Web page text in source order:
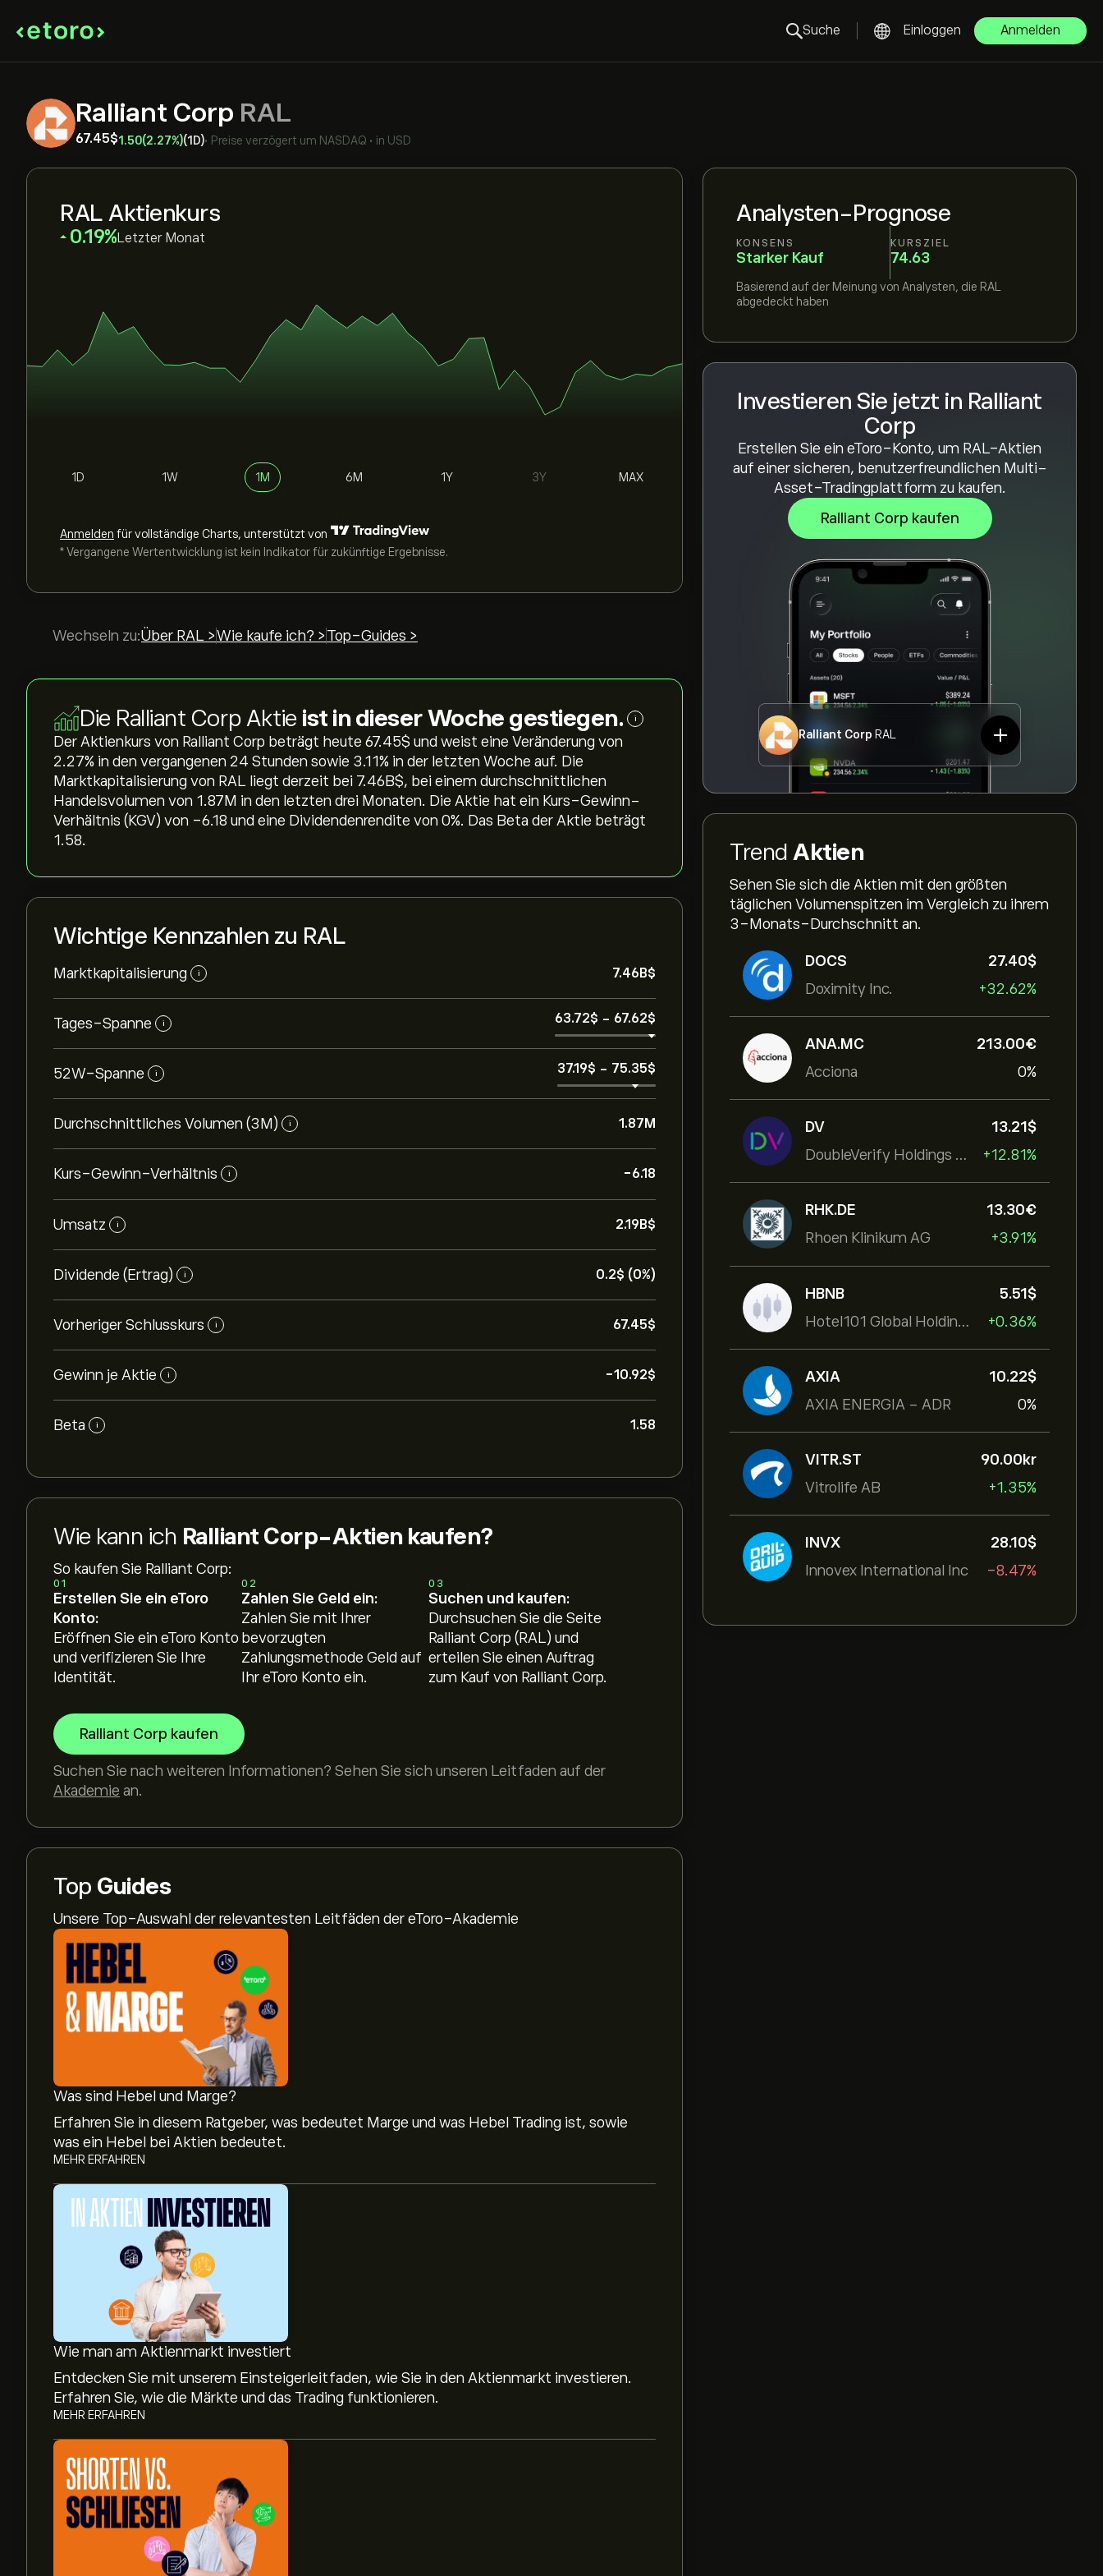
Suche Einloggen Anmelden
Ralliant Corp RAL
67.45‎$‎1.50(2.27%)(1D)• Preise verzögert um NASDAQ • in USD
Analysten-Prognose
KONSENS
Starker Kauf
KURSZIEL
74.63
Basierend auf der Meinung von Analysten, die RAL
abgedeckt haben
Investieren Sie jetzt in Ralliant
Corp
Erstellen Sie ein eToro-Konto, um RAL-Aktien
auf einer sicheren, benutzerfreundlichen Multi-
Asset-Tradingplattform zu kaufen.
Ralliant Corp kaufen
Ralliant Corp RAL
Trend Aktien
Sehen Sie sich die Aktien mit den größten
täglichen Volumenspitzen im Vergleich zu ihrem
3-Monats-Durchschnitt an.
DOCS
Doximity Inc.
27.40‎$‎
+32.62%
ANA.MC
Acciona
213.00‎€‎
0%
DV
DoubleVerify Holdings Inc
13.21‎$‎
+12.81%
RHK.DE
Rhoen Klinikum AG
13.30‎€‎
+3.91%
HBNB
Hotel101 Global Holdings Corp
5.51‎$‎
+0.36%
AXIA
AXIA ENERGIA - ADR
10.22‎$‎
0%
VITR.ST
Vitrolife AB
90.00‎kr‎
+1.35%
INVX
Innovex International Inc
28.10‎$‎
-8.47%
RAL Aktienkurs
‎0.19‎ Letzter Monat
1D 1W 1M 6M 1Y 3Y MAX
Anmelden für vollständige Charts, unterstützt von
* Vergangene Wertentwicklung ist kein Indikator für zukünftige Ergebnisse.
Wechseln zu:Über RAL >Wie kaufe ich? > Top-Guides >
Die Ralliant Corp Aktie ist in dieser Woche gestiegen. i
Der Aktienkurs von Ralliant Corp beträgt heute 67.45‎$‎ und weist eine Veränderung von
‎2.27‎% in den vergangenen 24 Stunden sowie ‎3.11‎% in der letzten Woche auf. Die
Marktkapitalisierung von RAL liegt derzeit bei 7.46B‎$‎, bei einem durchschnittlichen
Handelsvolumen von 1.87M in den letzten drei Monaten. Die Aktie hat ein Kurs-Gewinn-
Verhältnis (KGV) von -6.18 und eine Dividendenrendite von 0%. Das Beta der Aktie beträgt
1.58.
Wichtige Kennzahlen zu RAL
Marktkapitalisierung i 7.46B‎$‎
Tages-Spanne i 63.72‎$‎ - 67.62‎$‎
52W-Spanne i 37.19‎$‎ - 75.35‎$‎
Durchschnittliches Volumen (3M) i 1.87M
Kurs-Gewinn-Verhältnis i -6.18
Umsatz i 2.19B‎$‎
Dividende (Ertrag) i 0.2‎$‎ (0%)
Vorheriger Schlusskurs i 67.45‎$‎
Gewinn je Aktie i -10.92‎$‎
Beta i 1.58
Wie kann ich Ralliant Corp-Aktien kaufen?
So kaufen Sie Ralliant Corp:
01
Erstellen Sie ein eToro
Konto:
Eröffnen Sie ein eToro Konto
und verifizieren Sie Ihre
Identität.
02
Zahlen Sie Geld ein:
Zahlen Sie mit Ihrer
bevorzugten
Zahlungsmethode Geld auf
Ihr eToro Konto ein.
03
Suchen und kaufen:
Durchsuchen Sie die Seite
Ralliant Corp (RAL) und
erteilen Sie einen Auftrag
zum Kauf von Ralliant Corp.
Ralliant Corp kaufen
Suchen Sie nach weiteren Informationen? Sehen Sie sich unseren Leitfaden auf der
Akademie an.
Top Guides
Unsere Top-Auswahl der relevantesten Leitfäden der eToro-Akademie
Was sind Hebel und Marge?
Erfahren Sie in diesem Ratgeber, was bedeutet Marge und was Hebel Trading ist, sowie
was ein Hebel bei Aktien bedeutet.
MEHR ERFAHREN
Wie man am Aktienmarkt investiert
Entdecken Sie mit unserem Einsteigerleitfaden, wie Sie in den Aktienmarkt investieren.
Erfahren Sie, wie die Märkte und das Trading funktionieren.
MEHR ERFAHREN
Aktueller RAL Aktienkurs liegt bei 67.45‎$‎.
Das durchschnittliche Kursziel für Ralliant Corp liegt bei 67.45‎$‎.